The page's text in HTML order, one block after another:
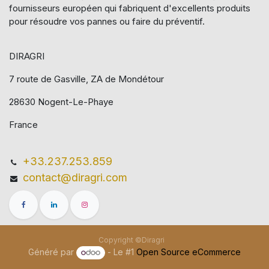
fournisseurs européen qui​ fabriquent d'excellents produits
pour résoudre vos pannes ou faire du préventif.
DIRAGRI
7 route de Gasville, ZA de Mondétour
28630 Nogent-Le-Phaye
France
+33.237.253.859
contact@diragri.com
Copyright ©Diragri
Généré par - Le #1Open Source eCommerce